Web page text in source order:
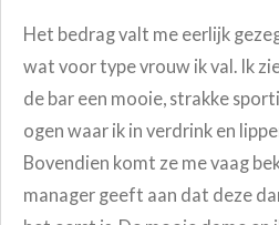
Het bedrag valt me eerlijk
wat voor type vrouw ik val. Ik
de bar een mooie, strakke
ogen waar ik in verdrink en
Bovendien komt ze me vaag
manager geeft aan dat deze